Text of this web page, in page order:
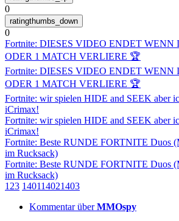
0
0
Fortnite: DIESES VIDEO ENDET
ODER 1 MATCH VERLIERE 🏆
Fortnite: DIESES VIDEO ENDET
ODER 1 MATCH VERLIERE 🏆
Fortnite: wir spielen HIDE and SEEK aber
iCrimax!
Fortnite: wir spielen HIDE and SEEK aber
iCrimax!
Fortnite: Beste RUNDE FORTNITE Duos
im Rucksack)
Fortnite: Beste RUNDE FORTNITE Duos
im Rucksack)
1 23 140114021403
Kommentar überMMOspy